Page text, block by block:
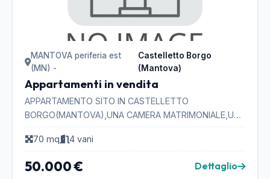
MANTOVA periferia est
(MN) -
Castelletto Borgo
(Mantova)
Appartamenti in vendita
APPARTAMENTO SITO IN CASTELLETTO
BORGO(MANTOVA),UNA CAMERA MATRIMONIALE,UNA
SINGOLA,BAGNO,CUCINA E SOGGIORNO. CANTINA DI
PROPRIETA'. RISCALDAMENTO AUT...
70 mq 4 vani
50.000 € Dettaglio